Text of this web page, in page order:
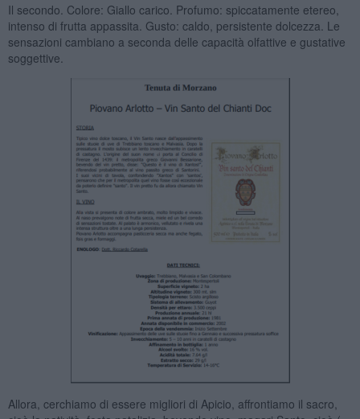
Il secondo. Colore: Giallo carico. Profumo: spiccatamente etereo,
intenso di frutta appassita. Gusto: caldo, persistente dolcezza. Le
sensazioni cambiano a seconda delle capacità olfattive e gustative
soggettive.
Allora, cerchiamo di essere migliori di Apicio, affrontiamo il sacro,